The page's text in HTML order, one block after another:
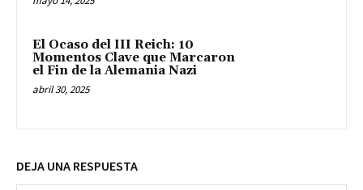
El Ocaso del III Reich: 10
Momentos Clave que Marcaron
el Fin de la Alemania Nazi
abril 30, 2025
DEJA UNA RESPUESTA